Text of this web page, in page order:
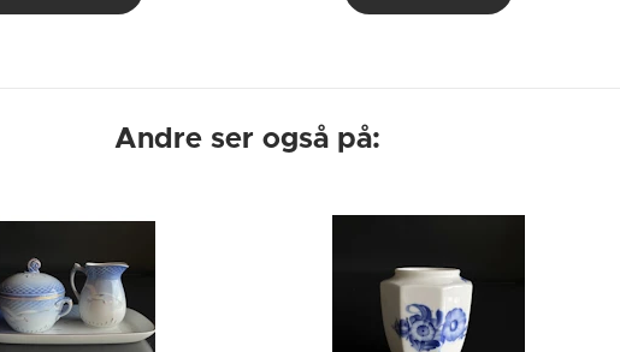
Andre ser også på: